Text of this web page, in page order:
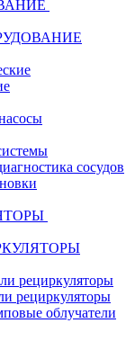
сосудов
рециркуляторы
рециркуляторы
облучатели